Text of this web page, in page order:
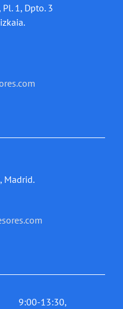
1, Dpto. 3
Madrid.
9:00-13:30,